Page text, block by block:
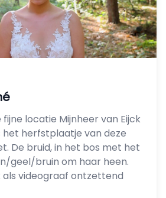
fijne locatie Mijnheer van Eijck
het herfstplaatje van deze
De bruid, in het bos met het
geel/bruin om haar heen.
als videograaf ontzettend